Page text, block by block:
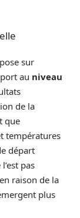
sur
au niveau
de la
que
températures
départ
pas
raison de la
plus